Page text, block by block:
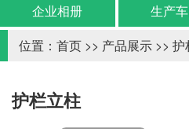
企业相册
生产
位置： 首页 >> 产品展示 >> 护
护栏立柱